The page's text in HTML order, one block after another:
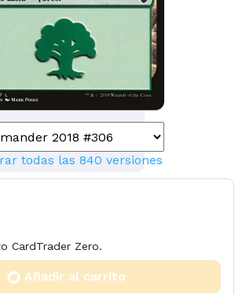
todas las 840 versiones
CardTrader Zero.
Añadir al carrito